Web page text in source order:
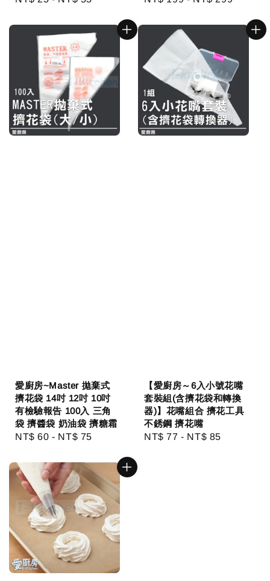
愛廚房~Master 拋棄式
擠花袋 14吋 12吋 10吋
有檢驗報告 100入 三角
袋 擠醬袋 奶油袋 擠糖霜
Regular
NT$ 60 - NT$ 75
【愛廚房～6入小號花嘴
套裝組(含擠花袋和轉換
器)】花嘴組合 擠花工具
不銹鋼 擠花嘴
Regular
NT$ 77 - NT$ 85